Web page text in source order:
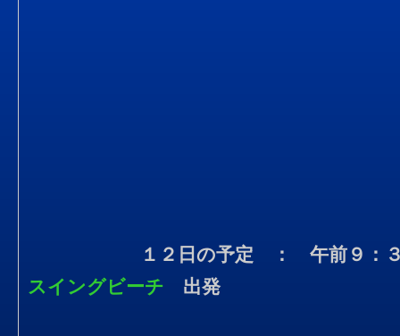
１２日の予定 ： 午前９
スイングビーチ 出発